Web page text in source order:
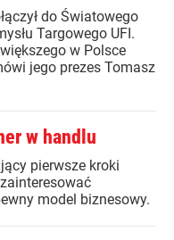
do Światowego
Targowego UFI.
w Polsce
jego prezes Tomasz
w handlu
pierwsze kroki
model biznesowy.